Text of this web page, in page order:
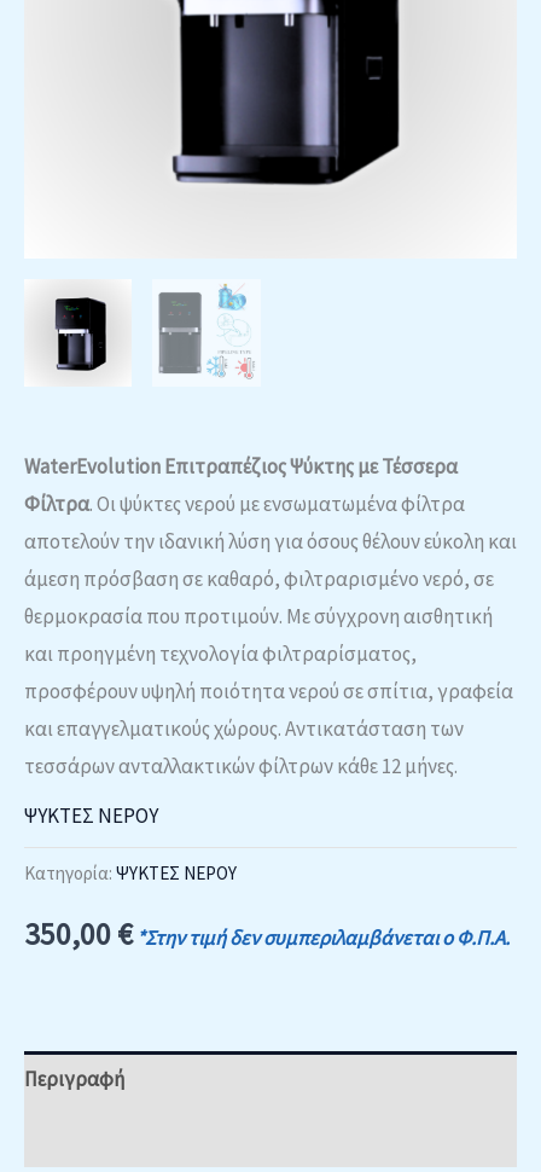
WaterEvolution Επιτραπέζιος Ψύκτης με Τέσσερα
Φίλτρα. Οι ψύκτες νερού με ενσωματωμένα φίλτρα
αποτελούν την ιδανική λύση για όσους θέλουν εύκολη και
άμεση πρόσβαση σε καθαρό, φιλτραρισμένο νερό, σε
θερμοκρασία που προτιμούν. Με σύγχρονη αισθητική
και προηγμένη τεχνολογία φιλτραρίσματος,
προσφέρουν υψηλή ποιότητα νερού σε σπίτια, γραφεία
και επαγγελματικούς χώρους. Αντικατάσταση των
τεσσάρων ανταλλακτικών φίλτρων κάθε 12 μήνες.
ΨΥΚΤΕΣ ΝΕΡΟΥ
Κατηγορία: ΨΥΚΤΕΣ ΝΕΡΟΥ
350,00€ *Στην τιμή δεν συμπεριλαμβάνεται ο Φ.Π.Α.
Περιγραφή